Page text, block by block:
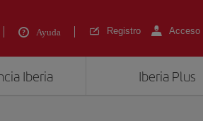
Ayuda Registro Acceso
Iberia Iberia Plus